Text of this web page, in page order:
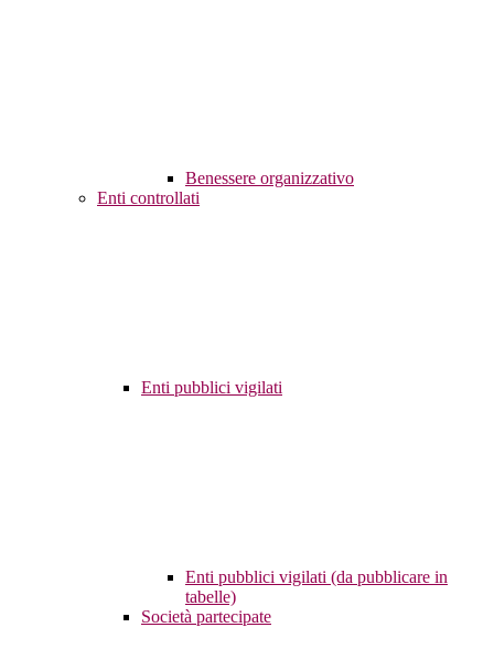
Benessere organizzativo
Enti controllati
Enti pubblici vigilati
Enti pubblici vigilati (da pubblicare in
tabelle)
Società partecipate